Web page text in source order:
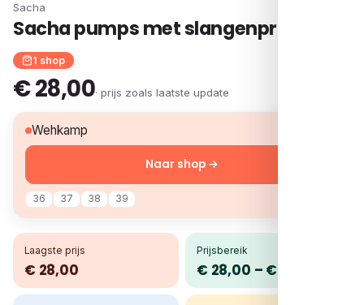
Sacha
Sacha pumps met slangenprint rood
1 shop
€ 28,00· prijs zoals laatste update
Wehkamp
36 37 38 39
Naar shop →
Laagste prijs
€ 28,00
Prijsbereik
€ 28,00 – € 28,00